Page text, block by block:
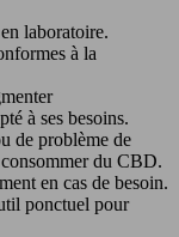
laboratoire.
à la
à ses besoins.
de problème de
du CBD.
en cas de besoin.
ponctuel pour